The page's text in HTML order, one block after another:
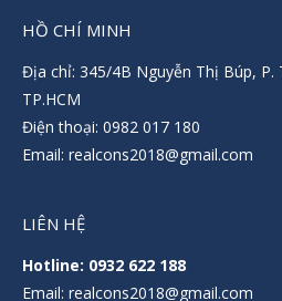
HỒ CHÍ MINH
Địa chỉ: 345/4B Nguyễn Thị Búp, P.
TP.HCM
Điện thoại: 0982 017 180
Email: realcons2018@gmail.com
LIÊN HỆ
Hotline: 0932 622 188
Email: realcons2018@gmail.com